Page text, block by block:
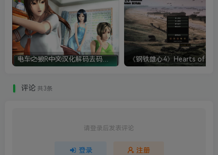
电车之狼R中文汉化解码去码硬盘完整破解版+MOD特典+全CG存档+攻略|修复卡顿
评论 共3条
请登录后发表评论
登录 注册